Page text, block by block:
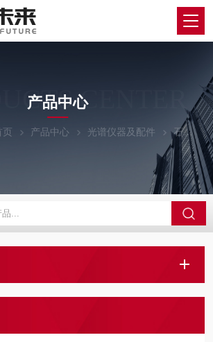
CENTER
产品中心
页 产品中心 光谱仪器及配件 石墨管